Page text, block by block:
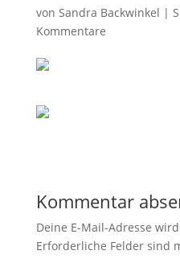
von Sandra Backwinkel |
Kommentare
Kommentar
Deine E-Mail-Adresse
Erforderliche Felder sind